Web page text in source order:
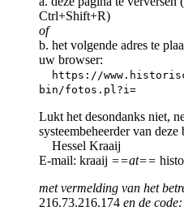
Ctrl+Shift+R)
of
b. het volgende adres te
uw browser:
https://
bin/fotos.pl?i=
Lukt het desondanks niet,
systeembeheerder van deze
Hessel Kraaij
E-mail: kraaij ==at==
met vermelding van het
216.73.216.174 en de code: